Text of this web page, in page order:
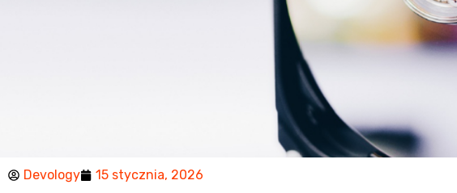
Devology
15 stycznia, 2026